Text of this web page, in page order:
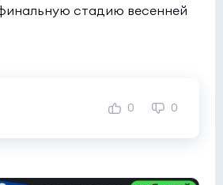
стадию весенней
0 0